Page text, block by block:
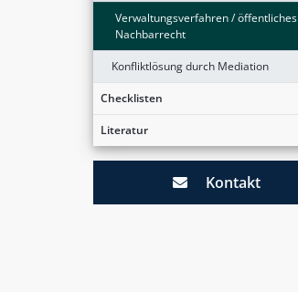
Verwaltungsverfahren / öffentliches
Nachbarrecht
Konfliktlösung durch Mediation
Checklisten
Literatur
Kontakt